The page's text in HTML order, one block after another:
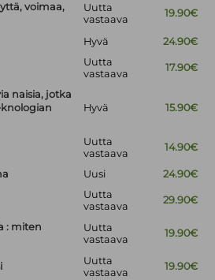
voimaa,
Uutta
vastaava
19.90€
Hyvä 24.90€
Uutta
vastaava
17.90€
naisia, jotka
Hyvä 15.90€
Uutta
vastaava
14.90€
Uusi 24.90€
Uutta
vastaava
29.90€
: miten
Uutta
vastaava
19.90€
Uutta
vastaava
19.90€